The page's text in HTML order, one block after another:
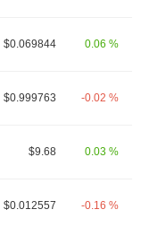
$0.069844 0.06 %
$0.999763 -0.02 %
$9.68 0.03 %
$0.012557 -0.16 %